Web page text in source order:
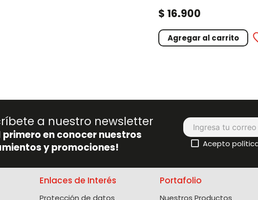
$ 16.900
Agregar al carrito
a nuestro newsletter
primero en conocer nuestros
y promociones!
Acepto
Enlaces de Interés
Protección de datos
Portafolio
Nuestros Productos